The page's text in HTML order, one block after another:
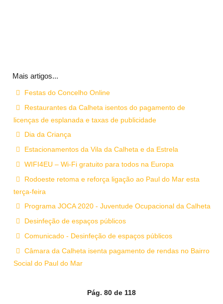
Mais artigos...
Festas do Concelho Online
Restaurantes da Calheta isentos do pagamento de
licenças de esplanada e taxas de publicidade
Dia da Criança
Estacionamentos da Vila da Calheta e da Estrela
WIFI4EU – Wi-Fi gratuito para todos na Europa
Rodoeste retoma e reforça ligação ao Paul do Mar esta
terça-feira
Programa JOCA 2020 - Juventude Ocupacional da Calheta
Desinfeção de espaços públicos
Comunicado - Desinfeção de espaços públicos
Câmara da Calheta isenta pagamento de rendas no Bairro
Social do Paul do Mar
Pág. 80 de 118